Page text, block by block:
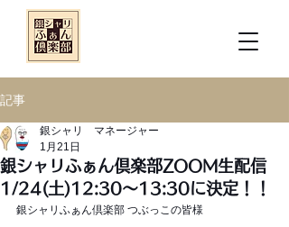
記事
銀シャリふぁん倶楽部ZOOM生配信
1/24(土)12:30～13:30に決定！！
銀シャリ マネージャー
1月21日
銀シャリふぁん倶楽部 つぶっこの皆様